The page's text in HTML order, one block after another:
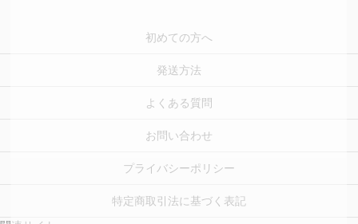
初めての方へ
発送方法
よくある質問
お問い合わせ
プライバシーポリシー
特定商取引法に基づく表記